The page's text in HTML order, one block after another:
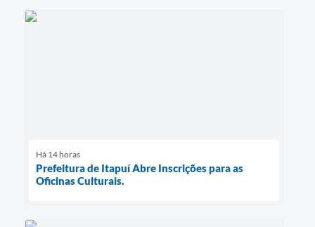
Há 14 horas
Prefeitura de Itapuí Abre Inscrições para as
Oficinas Culturais.